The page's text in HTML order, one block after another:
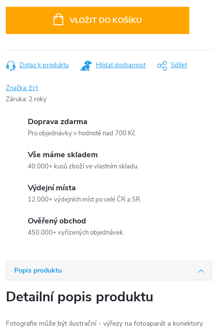
VLOŽIT DO KOŠÍKU
Dotaz k produktu Hlídat dostupnost Sdílet
Značka: Ert
Záruka: 2 roky
Doprava zdarma
Pro objednávky v hodnotě nad 700 Kč.
Vše máme skladem
40.000+ kusů zboží ve vlastním skladu.
Výdejní místa
12.000+ výdejních míst po celé ČR a SR.
Ověřený obchod
450.000+ vyřízených objednávek.
Popis produktu
Detailní popis produktu
Fotografie může být ilustrační - výřezy na fotoaparát a konektory